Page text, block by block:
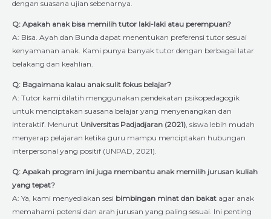
dengan suasana ujian sebenarnya.
Q: Apakah anak bisa memilih tutor laki-laki atau perempuan?
A: Bisa. Ayah dan Bunda dapat menentukan preferensi tutor sesuai
kenyamanan anak. Kami punya banyak tutor dengan berbagai latar
belakang dan keahlian.
Q: Bagaimana kalau anak sulit fokus belajar?
A: Tutor kami dilatih menggunakan pendekatan psikopedagogik
untuk menciptakan suasana belajar yang menyenangkan dan
interaktif. Menurut Universitas Padjadjaran (2021) , siswa lebih mudah
menyerap pelajaran ketika guru mampu menciptakan hubungan
interpersonal yang positif (UNPAD, 2021).
Q: Apakah program ini juga membantu anak memilih jurusan kuliah
yang tepat?
A: Ya, kami menyediakan sesi bimbingan minat dan bakat agar anak
memahami potensi dan arah jurusan yang paling sesuai. Ini penting